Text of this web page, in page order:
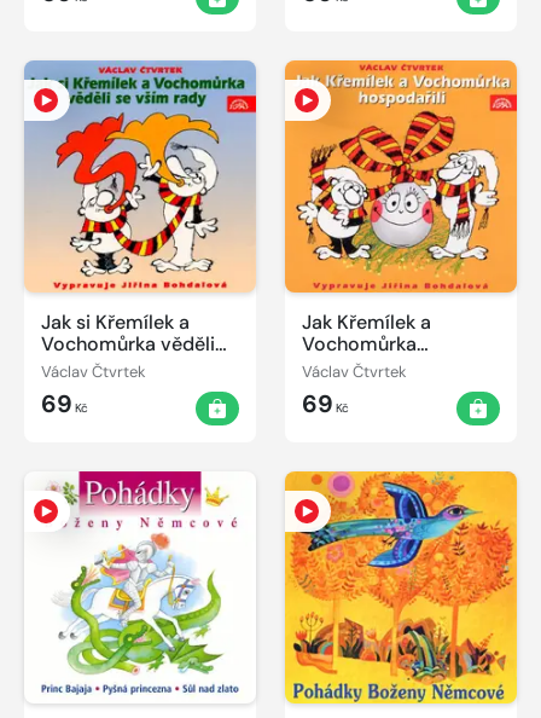
Jak si Křemílek a
Vochomůrka věděli
se vším rady
Václav Čtvrtek
69 Kč
Jak Křemílek a
Vochomůrka
hospodařili
Václav Čtvrtek
69 Kč